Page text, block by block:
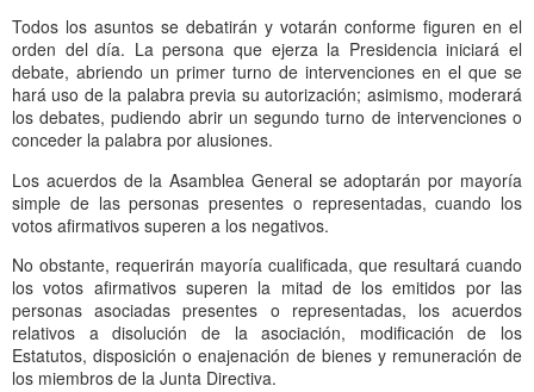
Todos los asuntos se debatirán y votarán conforme figuren en el
orden del día. La persona que ejerza la Presidencia iniciará el
debate, abriendo un primer turno de intervenciones en el que se
hará uso de la palabra previa su autorización; asimismo, moderará
los debates, pudiendo abrir un segundo turno de intervenciones o
conceder la palabra por alusiones.
Los acuerdos de la Asamblea General se adoptarán por mayoría
simple de las personas presentes o representadas, cuando los
votos afirmativos superen a los negativos.
No obstante, requerirán mayoría cualificada, que resultará cuando
los votos afirmativos superen la mitad de los emitidos por las
personas asociadas presentes o representadas, los acuerdos
relativos a disolución de la asociación, modificación de los
Estatutos, disposición o enajenación de bienes y remuneración de
los miembros de la Junta Directiva.